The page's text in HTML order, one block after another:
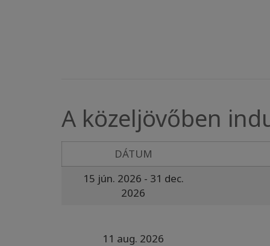
A közeljövőben
DÁTUM
15 jún. 2026 - 31 dec.
2026
11 aug. 2026